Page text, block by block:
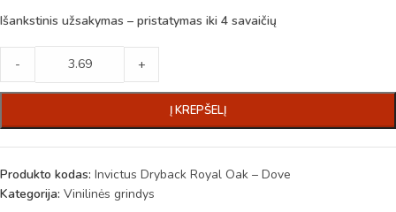
Išankstinis užsakymas – pristatymas iki 4 savaičių
- +
Į KREPŠELĮ
Produkto kodas: Invictus Dryback Royal Oak – Dove
Kategorija: Vinilinės grindys